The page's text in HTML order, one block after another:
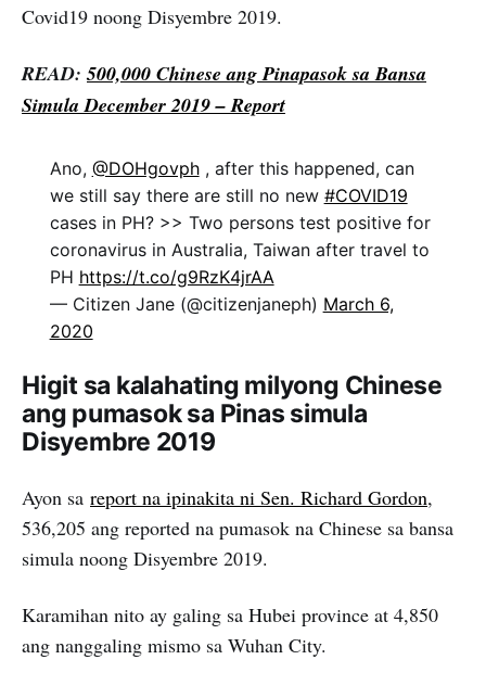
Covid19 noong Disyembre 2019.
READ:500,000 Chinese ang Pinapasok sa Bansa
Simula December 2019 – Report
Ano, ⁦ @DOHgovph⁩ , after this happened, can
we still say there are still no new #COVID19
cases in PH? >> Two persons test positive for
coronavirus in Australia, Taiwan after travel to
PH https://t.co/g9RzK4jrAA
— Citizen Jane (@citizenjaneph) March 6,
2020
Higit sa kalahating milyong Chinese
ang pumasok sa Pinas simula
Disyembre 2019
Ayon sa report na ipinakita ni Sen. Richard Gordon,
536,205 ang reported na pumasok na Chinese sa bansa
simula noong Disyembre 2019.
Karamihan nito ay galing sa Hubei province at 4,850
ang nanggaling mismo sa Wuhan City.